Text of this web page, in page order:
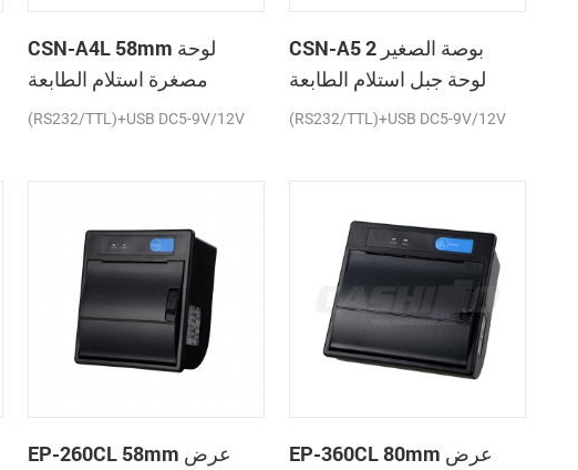
CSN-A4L 58mm لوحة
مصغرة استلام الطابعة
الحرارية
(RS232/TTL)+USB DC5-9V/12V
CSN-A5 2 بوصة الصغير
لوحة جبل استلام الطابعة
الحرارية
(RS232/TTL)+USB DC5-9V/12V
EP-260CL 58mm عرض
EP-360CL 80mm عرض